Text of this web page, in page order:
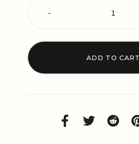
-
ADD TO CART